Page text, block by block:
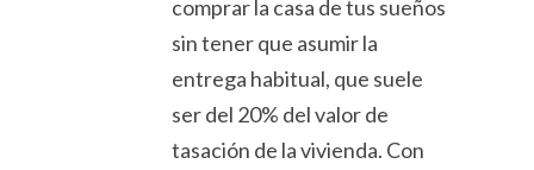
comprar la casa de tus sueños
sin tener que asumir la
entrega habitual, que suele
ser del 20% del valor de
tasación de la vivienda. Con